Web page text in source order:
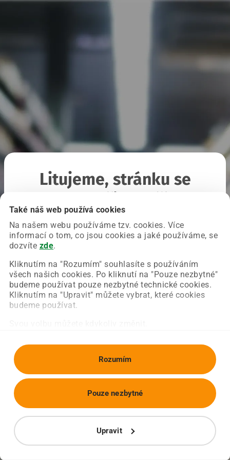
Také náš web používá cookies
Na našem webu používáme tzv. cookies. Více
informací o tom, co jsou cookies a jaké používáme, se
dozvíte zde.
Kliknutím na "Rozumím" souhlasíte s používáním
všech našich cookies. Po kliknutí na "Pouze nezbytné"
budeme používat pouze nezbytné technické cookies.
Kliknutím na "Upravit" můžete vybrat, které cookies
budeme používat.
Rozumím
Upravit
Pouze nezbytné
Litujeme, stránku se
Chyba nastala na naší straně a už ji opravujeme.
Zkuste prosím znovu načíst požadovanou stránku.
Obnovit stránku Úvodní strana